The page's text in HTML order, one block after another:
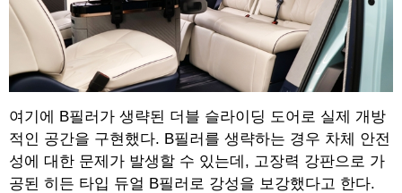
여기에 B필러가 생략된 더블 슬라이딩 도어로 실제 개방
적인 공간을 구현했다. B필러를 생략하는 경우 차체 안전
성에 대한 문제가 발생할 수 있는데, 고장력 강판으로 가
공된 히든 타입 듀얼 B필러로 강성을 보강했다고 한다.